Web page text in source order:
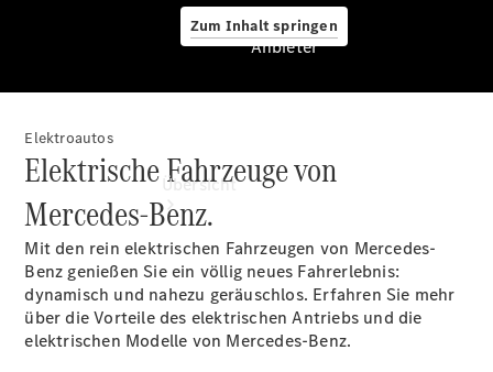
Zum Inhalt springen
Übersicht
Anbieter
Elektroautos
Elektrische Fahrzeuge von
Mercedes-Benz.
Mit den rein elektrischen Fahrzeugen von Mercedes-
Benz genießen Sie ein völlig neues Fahrerlebnis:
dynamisch und nahezu geräuschlos. Erfahren Sie mehr
über die Vorteile des elektrischen Antriebs und die
elektrischen Modelle von Mercedes-Benz.